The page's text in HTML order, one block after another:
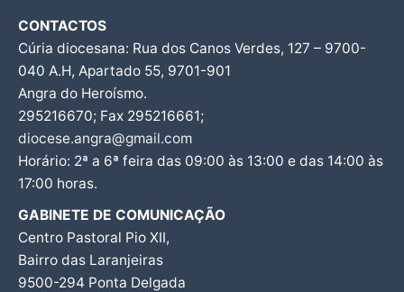
CONTACTOS
Cúria diocesana: Rua dos Canos Verdes, 127 – 9700-
040 A.H, Apartado 55, 9701-901
Angra do Heroísmo.
295216670; Fax 295216661;
diocese.angra@gmail.com
Horário: 2ª a 6ª feira das 09:00 às 13:00 e das 14:00 às
17:00 horas.
GABINETE DE COMUNICAÇÃO
Centro Pastoral Pio XII,
Bairro das Laranjeiras
9500-294 Ponta Delgada